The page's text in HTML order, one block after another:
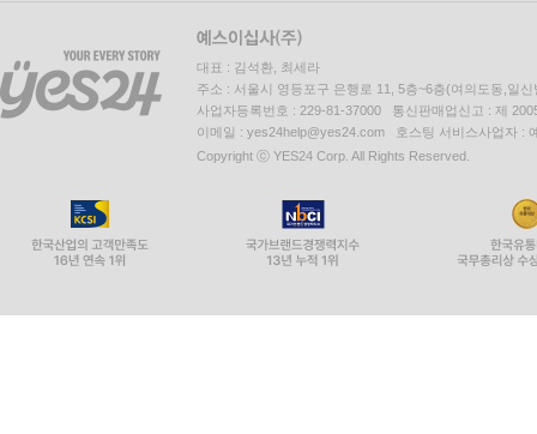
대표 : 김석환, 최세라
주소 : 서울시 영등포구 은행로 11, 5층~6층(여의도동,일신
사업자등록번호 : 229-81-37000 통신판매업신고 : 제
이메일 : yes24help@yes24.com 호스팅 서비스사업자 :
Copyright ⓒ YES24 Corp. All Rights Reserved.